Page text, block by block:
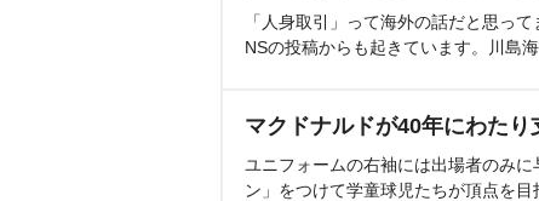
「人身取引」って海外の話だと思っ
NSの投稿からも起きています。川島
マクドナルドが40年にわたり
ユニフォームの右袖には出場者のみ
ン」をつけて学童球児たちが頂点を目